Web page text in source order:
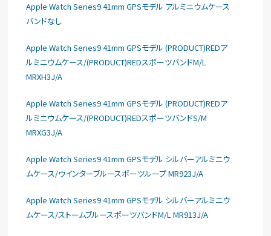
Apple Watch Series9 41mm GPSモデル アルミニウムケース
バンドなし
Apple Watch Series9 41mm GPSモデル (PRODUCT)REDア
ルミニウムケース/(PRODUCT)REDスポーツバンドM/L
MRXH3J/A
Apple Watch Series9 41mm GPSモデル (PRODUCT)REDア
ルミニウムケース/(PRODUCT)REDスポーツバンドS/M
MRXG3J/A
Apple Watch Series9 41mm GPSモデル シルバーアルミニウ
ムケース/ウインターブルースポーツループ MR923J/A
Apple Watch Series9 41mm GPSモデル シルバーアルミニウ
ムケース/ストームブルースポーツバンドM/L MR913J/A